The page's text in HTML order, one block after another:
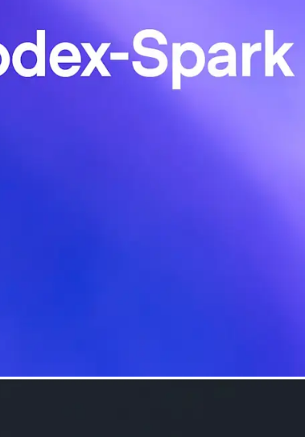
場景。 - 在無代碼/控制台使用：
會話上限與計費。 - 在 IDE/外掛
並選擇該模型。 若該模型主
言、框架版本、輸出檔案結構、風